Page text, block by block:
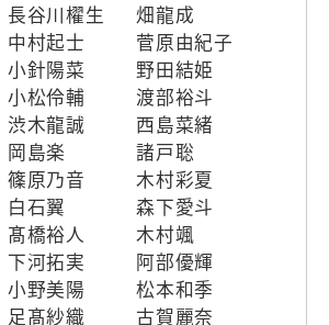
長谷川櫂生
畑龍成
中村起士
菅原由紀子
小針陽菜
野田結姫
小松伶輔
渡部裕斗
渋木龍誠
西島菜緒
岡島楽
諸戸聡
篠原乃音
木村彩夏
白石翼
森下愛斗
髙橋裕人
木村颯
下河拓実
阿部優輝
小野美陽
松本和季
足髙紗織
古賀麗奈